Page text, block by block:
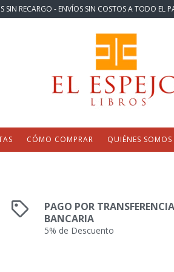
SIN RECARGO - ENVÍOS SIN COSTOS A TODO EL
CÓMO COMPRAR QUIÉNES SOMOS
PAGO POR TRANSFERENCIA
BANCARIA
5% de Descuento